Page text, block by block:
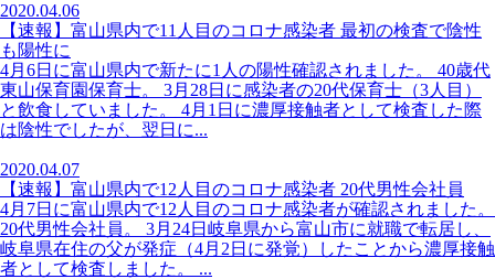
2020.04.06
【速報】富山県内で11人目のコロナ感染者 最初の検査で陰性
も陽性に
4月6日に富山県内で新たに1人の陽性確認されました。 40歳代
東山保育園保育士。 3月28日に感染者の20代保育士（3人目）
と飲食していました。 4月1日に濃厚接触者として検査した際
は陰性でしたが、翌日に...
2020.04.07
【速報】富山県内で12人目のコロナ感染者 20代男性会社員
4月7日に富山県内で12人目のコロナ感染者が確認されました。
20代男性会社員。 3月24日岐阜県から富山市に就職で転居し、
岐阜県在住の父が発症（4月2日に発覚）したことから濃厚接触
者として検査しました。 ...